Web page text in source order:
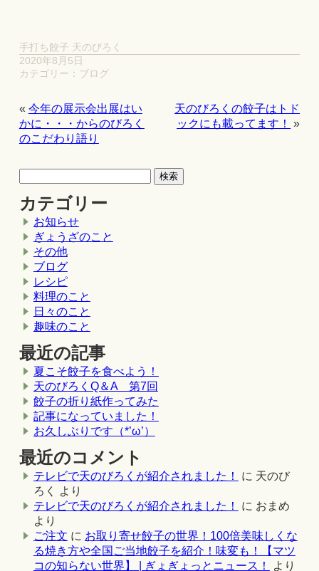
手打ち餃子 天のびろく
2020年8月5日
カテゴリー： ブログ
« 今年の展示会出展はい
かに・・・からのびろく
のこだわり語り
天のびろくの餃子はトド
ックにも載ってます！
»
カテゴリー
お知らせ
ぎょうざのこと
その他
ブログ
レシピ
料理のこと
日々のこと
趣味のこと
最近の記事
夏こそ餃子を食べよう！
天のびろくQ＆A 第7回
餃子の折り紙作ってみた
記事になっていました！
お久しぶりです（*’ω’）
最近のコメント
テレビで天のびろくが紹介されました！ に 天のび
ろく
より
テレビで天のびろくが紹介されました！
に おまめ
より
ご注文 に お取り寄せ餃子の世界！100倍美味しくな
る焼き方や全国ご当地餃子を紹介！味変も！【マツ
コの知らない世界】 | ぎょぎょっとニュース！
より